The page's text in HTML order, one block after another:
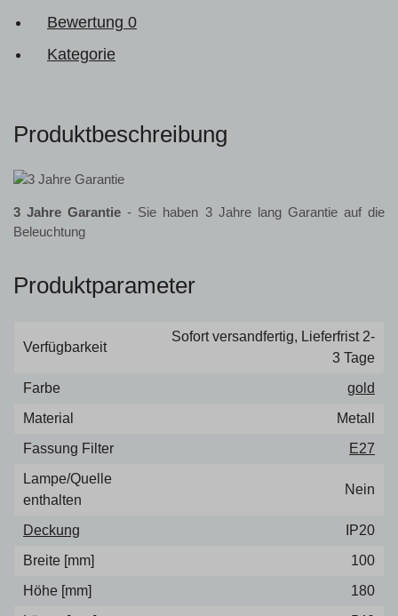
Bewertung 0
Kategorie
Produktbeschreibung
3 Jahre Garantie - Sie haben 3 Jahre lang Garantie auf die
Beleuchtung
Produktparameter
Verfügbarkeit
Sofort versandfertig, Lieferfrist 2-
3 Tage
Farbe
gold
Material
Metall
Fassung Filter
E27
Lampe/Quelle
enthalten
Nein
Deckung
IP20
Breite [mm]
100
Höhe [mm]
180